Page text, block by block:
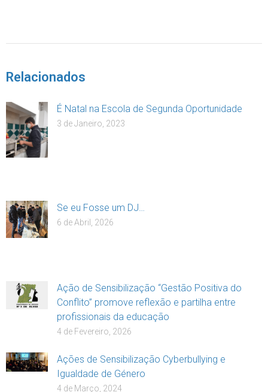
Relacionados
É Natal na Escola de Segunda Oportunidade
3 de Janeiro, 2023
Se eu Fosse um DJ…
6 de Abril, 2026
Ação de Sensibilização “Gestão Positiva do
Conflito” promove reflexão e partilha entre
profissionais da educação
4 de Fevereiro, 2026
Ações de Sensibilização Cyberbullying e
Igualdade de Género
4 de Março, 2024